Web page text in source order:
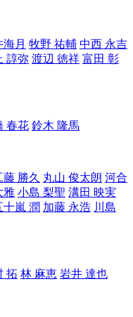
月 牧野 祐輔 中西 永吉
諄弥 渡辺 徳祥 富田 彰
春花 鈴木 隆馬
藤 勝久 丸山 俊太朗 河合
雅 小島 梨聖 溝田 映実
十嵐 潤 加藤 永浩 川島
拓 林 麻恵 岩井 達也